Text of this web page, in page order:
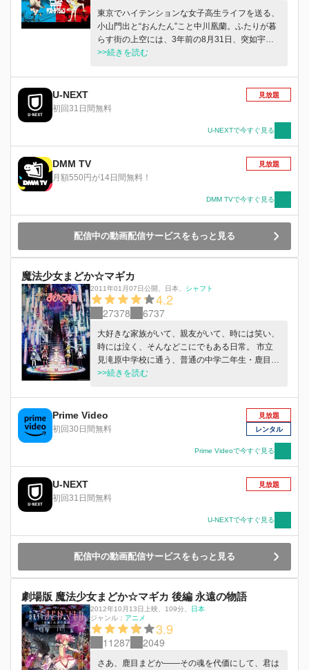
東京でハイテンションな女子高生ライフを送る、
小山門出と“おんたん”こと中川凰蘭。ふたりが暮
らす街の上空には、3年前の8月31日、突如宇宙
から出現し未曽有の事態を引き起こした巨大な
んでしまったある夜、仲良しクラスメイトに悲劇
が起こる。衝撃と哀しみに打ちのめされるふた
り…。その後、大学に入学した門出と凰蘭は竹本
るオカルト研究会に入り浸り、大学生生活を謳歌
するが…一方、宇宙からの〈侵略者〉は東京のそ
こかしこで目撃され、上空の母艦は傾き、煙を立
ちのぼらせている。政府転覆を狙い〈侵略者〉狩
りを続ける過激派グループ・青共闘が暗躍し、世
界が終わりに向かうカウントダウンが刻まれる
>>続きを読む
U-NEXT
初回31日間無料
見放題
U-NEXTで今すぐ見る
DMM TV
月額550円が14日間無料！
見放題
DMM TVで今すぐ見る
配信中の動画配信サービスをもっと見る
魔法少女まどか☆マギカ
2011年01月07日公開 日本 シャフト
4.2
27378 6737
大好きな家族がいて、親友がいて、時には笑い、
時には泣く、そんなどこにでもある日常。 市立
見滝原中学校に通う、普通の中学二年生・鹿目ま
どかも、そんな日常の中で暮らす一人。 ある
は偶然なのか、必然なのか、彼女はまだ知らな
い。 それは、彼女の運命を変えてしまうような
出会い―― それは、新たなる魔法少女物語の始
>>続きを読む
Prime Video
初回30日間無料
見放題
レンタル
Prime Videoで今すぐ見る
U-NEXT
初回31日間無料
見放題
U-NEXTで今すぐ見る
配信中の動画配信サービスをもっと見る
劇場版 魔法少女まどか☆マギカ 後編 永遠の物語
2012年10月13日上映 109分
日本
ジャンル： アニメ
3.9
11287 2049
さあ、鹿目まどか――その魂を代価にして、君は